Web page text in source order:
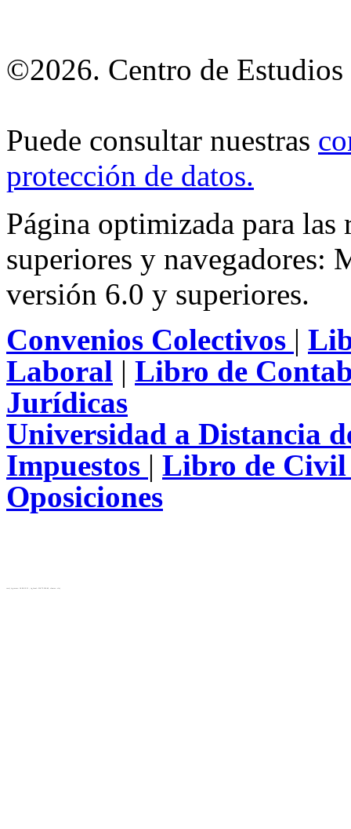
©2026. Centro de Estudios
Puede consultar nuestras
protección de datos.
Página optimizada para
superiores y
versión 6.0 y superiores.
Convenios Colectivos |
Laboral | Libro de
Jurídicas
Universidad a Distancia
Impuestos | Libro de
Oposiciones
test( ip_server: 10.28.12.31 , ip_local: 216.73.216.42, cluster: cls)